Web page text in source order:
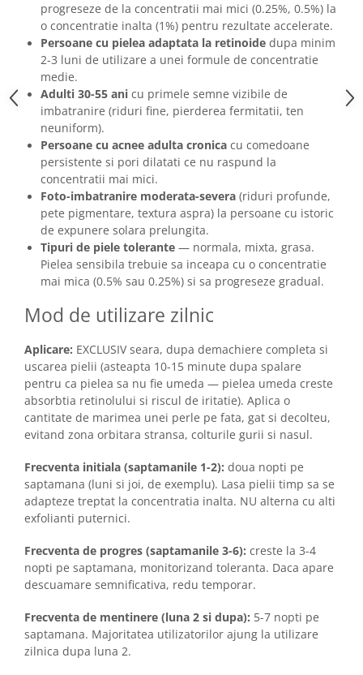
progreseze de la concentratii mai mici (0.25%, 0.5%) la
o concentratie inalta (1%) pentru rezultate accelerate.
Persoane cu pielea adaptata la retinoide dupa minim
2-3 luni de utilizare a unei formule de concentratie
medie.
Adulti 30-55 ani cu primele semne vizibile de
imbatranire (riduri fine, pierderea fermitatii, ten
neuniform).
Persoane cu acnee adulta cronica cu comedoane
persistente si pori dilatati ce nu raspund la
concentratii mai mici.
Foto-imbatranire moderata-severa (riduri profunde,
pete pigmentare, textura aspra) la persoane cu istoric
de expunere solara prelungita.
Tipuri de piele tolerante — normala, mixta, grasa.
Pielea sensibila trebuie sa inceapa cu o concentratie
mai mica (0.5% sau 0.25%) si sa progreseze gradual.
Mod de utilizare zilnic
Aplicare: EXCLUSIV seara, dupa demachiere completa si
uscarea pielii (asteapta 10-15 minute dupa spalare
pentru ca pielea sa nu fie umeda — pielea umeda creste
absorbtia retinolului si riscul de iritatie). Aplica o
cantitate de marimea unei perle pe fata, gat si decolteu,
evitand zona orbitara stransa, colturile gurii si nasul.
Frecventa initiala (saptamanile 1-2): doua nopti pe
saptamana (luni si joi, de exemplu). Lasa pielii timp sa se
adapteze treptat la concentratia inalta. NU alterna cu alti
exfolianti puternici.
Frecventa de progres (saptamanile 3-6): creste la 3-4
nopti pe saptamana, monitorizand toleranta. Daca apare
descuamare semnificativa, redu temporar.
Frecventa de mentinere (luna 2 si dupa): 5-7 nopti pe
saptamana. Majoritatea utilizatorilor ajung la utilizare
zilnica dupa luna 2.